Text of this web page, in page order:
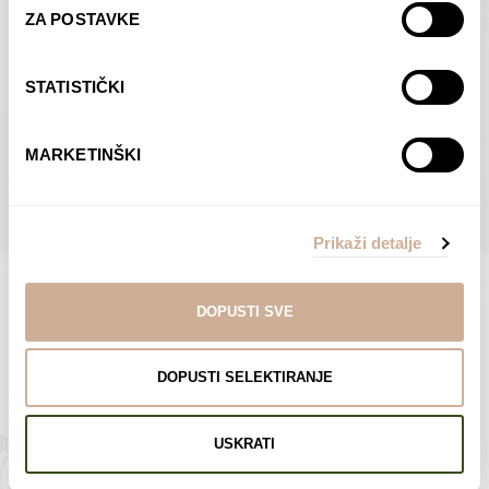
ZA POSTAVKE
STATISTIČKI
MARKETINŠKI
Prikaži detalje
DOPUSTI SVE
DOPUSTI SELEKTIRANJE
USKRATI
Dolac
ODABERI OPCIJE
Moreškanti – sjena
€Raspon
od
75,00 €
do
138,00 €
ODABERI OPCIJE
POGLEDAJTE SVE PROIZVODE U OVOJ KATEGORIJI
Limited Edition Fotografije